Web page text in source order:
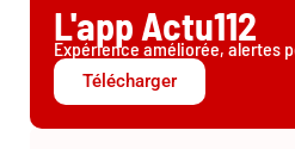
L'app Actu112
Expérience améliorée, alertes
Télécharger